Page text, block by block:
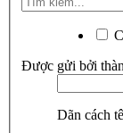
Được gửi bởi
Dãn cách